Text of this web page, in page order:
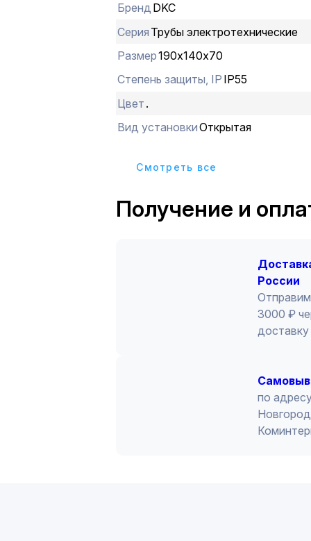
при необходимости. Коробка
кабельными вводами д. 32 мм.
степень герметизации - IP 55.
Бренд DKC
Серия Трубы электротехнические
Размер190х140х70
Степень защиты, IP IP55
Цвет .
Вид установкиОткрытая
Cмотреть все
Получение и
России
3000 ₽
по